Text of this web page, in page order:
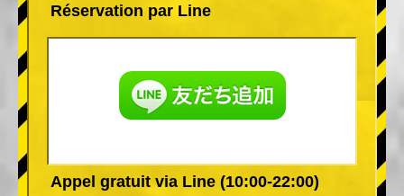
Réservation par Line
Appel gratuit via Line (10:00-22:00)